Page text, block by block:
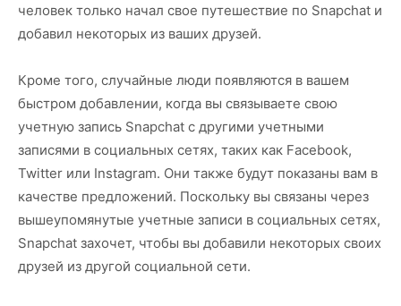
человек только начал свое путешествие по Snapchat и
добавил некоторых из ваших друзей.
Кроме того, случайные люди появляются в вашем
быстром добавлении, когда вы связываете свою
учетную запись Snapchat с другими учетными
записями в социальных сетях, таких как Facebook,
Twitter или Instagram. Они также будут показаны вам в
качестве предложений. Поскольку вы связаны через
вышеупомянутые учетные записи в социальных сетях,
Snapchat захочет, чтобы вы добавили некоторых своих
друзей из другой социальной сети.